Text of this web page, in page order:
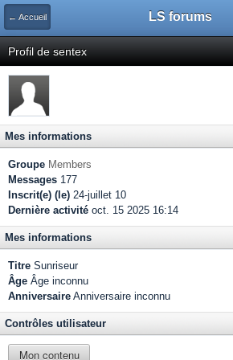
← Accueil LS forums
Profil de sentex
Mes informations
Groupe Members
Messages 177
Inscrit(e) (le) 24-juillet 10
Dernière activité oct. 15 2025 16:14
Mes informations
Titre Sunriseur
Âge Âge inconnu
Anniversaire Anniversaire inconnu
Contrôles utilisateur
Mon contenu